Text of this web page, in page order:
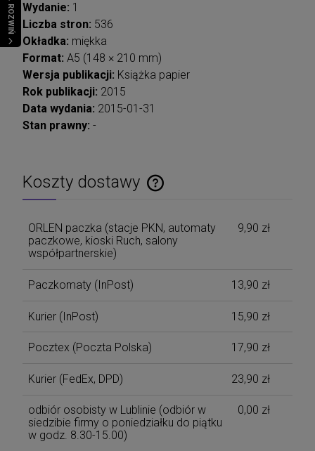
ROZWIŃ
Wydanie: 1
Liczba stron: 536
Okładka: miękka
Format: A5 (148 × 210 mm)
Wersja publikacji: Książka papier
Rok publikacji: 2015
Data wydania: 2015-01-31
Stan prawny: -
Koszty dostawy
Cena nie zawiera ewentualnych kosztów płatności
ORLEN paczka (stacje PKN, automaty
paczkowe, kioski Ruch, salony
współpartnerskie)
9,90 zł
Paczkomaty (InPost) 13,90 zł
Kurier (InPost) 15,90 zł
Pocztex (Poczta Polska) 17,90 zł
Kurier (FedEx, DPD) 23,90 zł
odbiór osobisty w Lublinie (odbiór w
siedzibie firmy o poniedziałku do piątku
w godz. 8.30-15.00)
0,00 zł